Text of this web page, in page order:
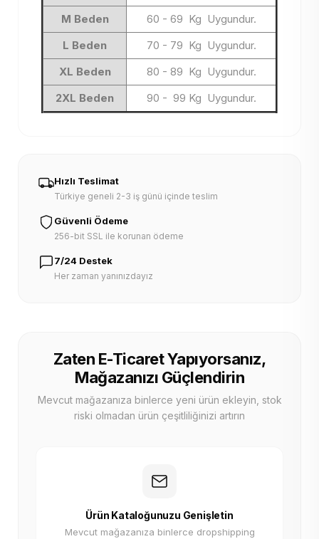
M Beden
60 - 69 Kg Uygundur.
L Beden
70 - 79 Kg Uygundur.
XL Beden
80 - 89 Kg Uygundur.
2XL Beden
90 - 99 Kg Uygundur.
Hızlı Teslimat
Türkiye geneli 2-3 iş günü içinde teslim
Güvenli Ödeme
256-bit SSL ile korunan ödeme
7/24 Destek
Her zaman yanınızdayız
Zaten E-Ticaret Yapıyorsanız,
Mağazanızı Güçlendirin
Mevcut mağazanıza binlerce yeni ürün ekleyin, stok
riski olmadan ürün çeşitliliğinizi artırın
Ürün Kataloğunuzu Genişletin
Mevcut mağazanıza binlerce dropshipping